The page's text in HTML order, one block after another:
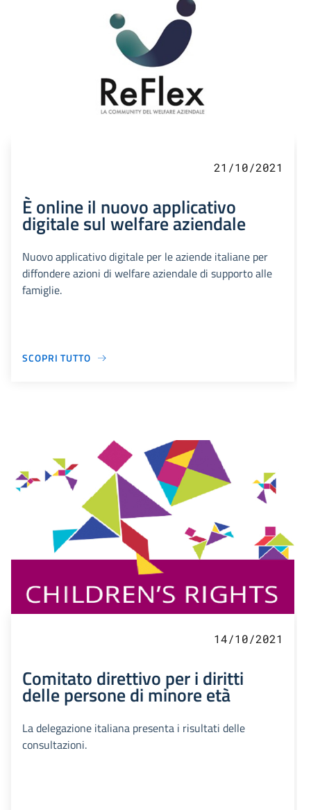
21/10/2021
È online il nuovo applicativo
digitale sul welfare aziendale
Nuovo applicativo digitale per le aziende italiane per
diffondere azioni di welfare aziendale di supporto alle
famiglie.
SCOPRI TUTTO
14/10/2021
Comitato direttivo per i diritti
delle persone di minore età
La delegazione italiana presenta i risultati delle
consultazioni.